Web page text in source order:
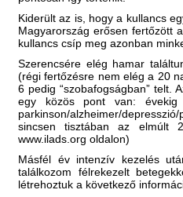
Kiderült az is, hogy a kullancs
Magyarország erősen fertőzött
kullancs csíp meg azonban
Szerencsére elég hamar
(régi fertőzésre nem elég a 20
6 pedig “szobafogságban” telt.
egy közös pont van:
parkinson/alzheimer/
sincsen tisztában az elmúlt
www.ilads.org oldalon)
Másfél év intenzív kezelés
találkozom félrekezelt
létrehoztuk a következő